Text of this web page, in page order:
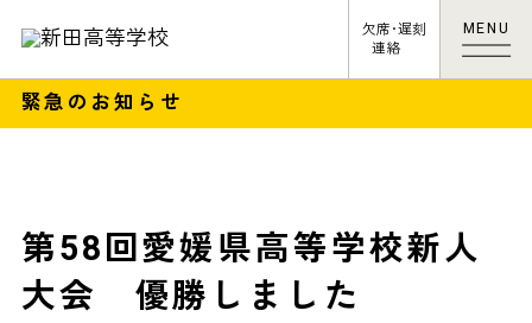
欠席･遅刻
連絡
MENU
緊急のお知らせ
第58回愛媛県高等学校新人
大会 優勝しました